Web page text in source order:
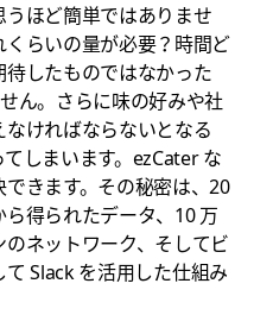
ほど簡単ではありませ
らいの量が必要？時間ど
したものではなかった
ん。さらに味の好みや社
ければならないとなる
しまいます。ezCater な
きます。その秘密は、20
得られたデータ、10 万
ネットワーク、そしてビ
Slack を活用した仕組み